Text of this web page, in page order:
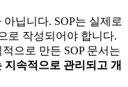
닙니다. SOP는 실제로
로 작성되어야 합니다.
으로 만든 SOP 문서는
지속적으로 관리되고 개